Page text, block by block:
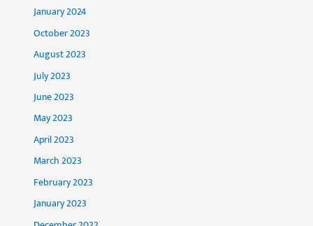
January 2024
October 2023
August 2023
July 2023
June 2023
May 2023
April 2023
March 2023
February 2023
January 2023